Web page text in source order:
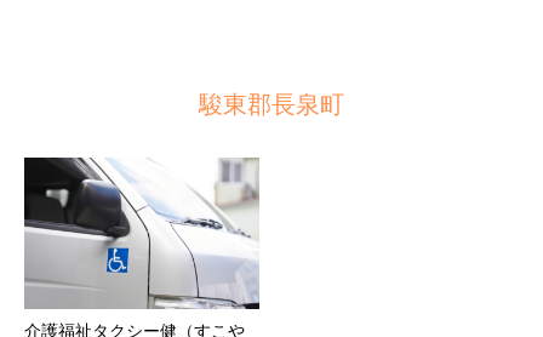
駿東郡長泉町
介護福祉タクシー健（すこや